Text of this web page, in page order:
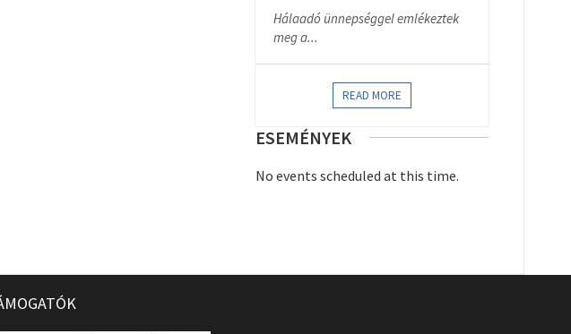
Hálaadó ünnepséggel emlékeztek
meg a...
READ MORE
ESEMÉNYEK
No events scheduled at this time.